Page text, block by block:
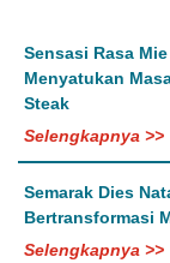
Sensasi Rasa
Menyatukan
Steak
Selengkapnya >>
Semarak Dies
Bertransformasi
Selengkapnya >>